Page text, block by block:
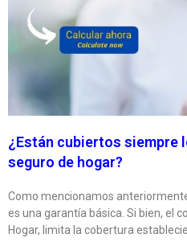
¿Están cubiertos siempre
seguro de hogar?
Como mencionamos
es una garantía básica. Si bien, el
Hogar, limita la cobertura